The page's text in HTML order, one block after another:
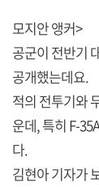
모지안 앵커>
공군이 전반기
공개했는데요.
적의 전투기와
운데, 특히 F-
다.
김현아 기자가